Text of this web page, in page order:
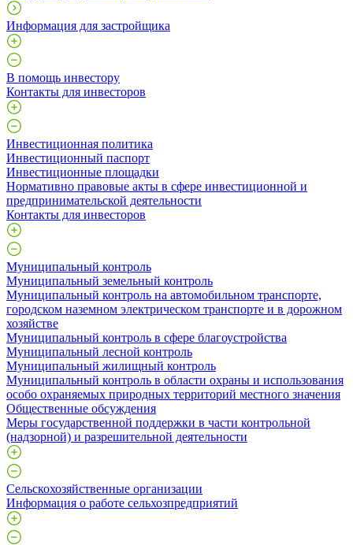
Информация для застройщика
В помощь инвестору
Контакты для инвесторов
Инвестиционная политика
Инвестиционный паспорт
Инвестиционные площадки
Нормативно правовые акты в сфере инвестиционной и
предпринимательской деятельности
Контакты для инвесторов
Муниципальный контроль
Муниципальный земельный контроль
Муниципальный контроль на автомобильном транспорте,
городском наземном электрическом транспорте и в дорожном
хозяйстве
Муниципальный контроль в сфере благоустройства
Муниципальный лесной контроль
Муниципальный жилищный контроль
Муниципальный контроль в области охраны и использования
особо охраняемых природных территорий местного значения
Общественные обсуждения
Меры государственной поддержки в части контрольной
(надзорной) и разрешительной деятельности
Сельскохозяйственные организации
Информация о работе сельхозпредприятий